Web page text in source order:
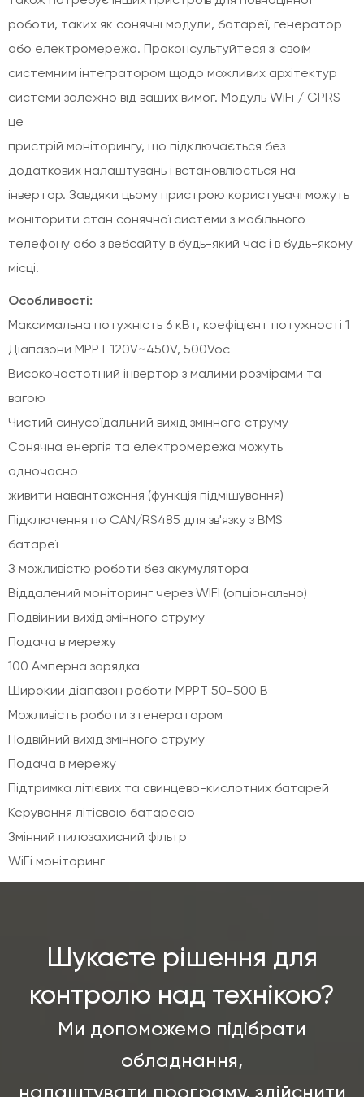
роботи, таких як сонячні модули, батареї, генератор
або електромережа. Проконсультуйтеся зі своїм
системним інтегратором щодо можливих архітектур
системи залежно від ваших вимог. Модуль WiFi / GPRS —
це
пристрій моніторингу, що підключається без
додаткових налаштувань і встановлюється на
інвертор. Завдяки цьому пристрою користувачі можуть
моніторити стан сонячної системи з мобільного
телефону або з вебсайту в будь-який час і в будь-якому
місці.
Особливості:
Максимальна потужність 6 кВт, коефіцієнт потужності 1
Діапазони MPPT 120V~450V, 500Voc
Високочастотний інвертор з малими розмірами та
вагою
Чистий синусоїдальний вихід змінного струму
Сонячна енергія та електромережа можуть
одночасно
живити навантаження (функція підмішування)
Підключення по CAN/RS485 для зв'язку з BMS
батареї
З можливістю роботи без акумулятора
Віддалений моніторинг через WIFI (опціонально)
Подвійний вихід змінного струму
Подача в мережу
100 Амперна зарядка
Широкий діапазон роботи МРРТ 50-500 В
Можливість роботи з генератором
Подвійний вихід змінного струму
Подача в мережу
Підтримка літієвих та свинцево-кислотних батарей
Керування літієвою батареєю
Змінний пилозахисний фільтр
WiFi моніторинг
Шукаєте рішення для
контролю над технікою?
Ми допоможемо підібрати
обладнання,
налаштувати програму, здійснити